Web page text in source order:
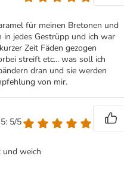
für meinen Bretonen und
jedes Gestrüpp und ich war
Zeit Fäden gezogen
streift etc... was soll ich
dran und sie werden
von mir.
5/5
und weich